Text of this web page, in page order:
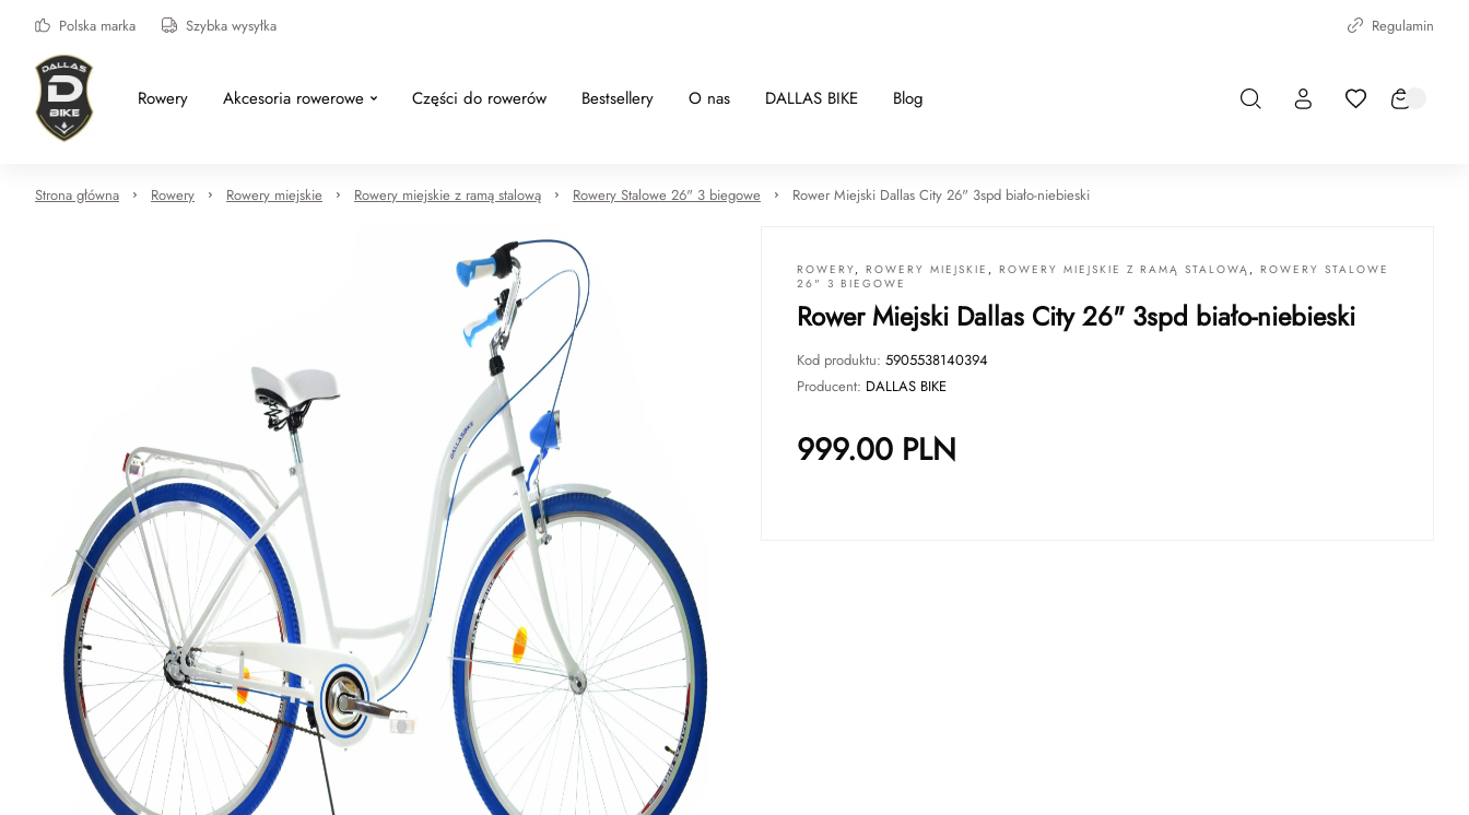
Polska marka Szybka wysyłka Regulamin
Rowery Akcesoria rowerowe Części do rowerów Bestsellery O nas DALLAS BIKE Blog
Strona główna Rowery Rowery miejskie Rowery miejskie z ramą stalową Rowery Stalowe 26" 3 biegowe Rower Miejski Dallas City 26" 3spd biało-niebieski
ROWERY, ROWERY MIEJSKIE , ROWERY MIEJSKIE Z RAMĄ STALOWĄ , ROWERY STALOWE
26" 3 BIEGOWE
Rower Miejski Dallas City 26" 3spd biało-niebieski
Kod produktu: 5905538140394
Producent: DALLAS BIKE
999.00 PLN